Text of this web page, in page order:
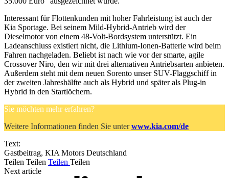
Interessant für Flottenkunden mit hoher Fahrleistung ist auch der
Kia Sportage. Bei seinem Mild-Hybrid-Antrieb wird der
Dieselmotor von einem 48-Volt-Bordsystem unterstützt. Ein
Ladeanschluss existiert nicht, die Lithium-Ionen-Batterie wird beim
Fahren nachgeladen. Beliebt ist nach wie vor der smarte, agile
Crossover Niro, den wir mit drei alternativen Antriebsarten anbieten.
Außerdem steht mit dem neuen Sorento unser SUV-Flaggschiff in
der zweiten Jahreshälfte auch als Hybrid und später als Plug-in
Hybrid in den Startlöchern.
Sie möchten mehr erfahren?
Weitere Informationen finden Sie unterwww.kia.com/de
Text:
Gastbeitrag, KIA Motors Deutschland
Teilen Teilen Teilen Teilen
Next article